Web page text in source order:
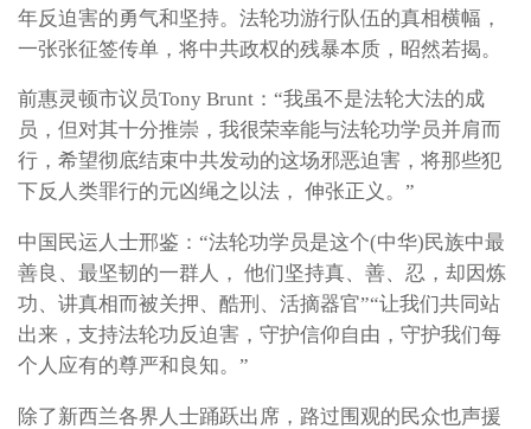
年反迫害的勇气和坚持。法轮功游行队伍的真相横幅，
一张张征签传单，将中共政权的残暴本质，昭然若揭。
前惠灵顿市议员Tony Brunt：“我虽不是法轮大法的成
员，但对其十分推崇，我很荣幸能与法轮功学员并肩而
行，希望彻底结束中共发动的这场邪恶迫害，将那些犯
下反人类罪行的元凶绳之以法， 伸张正义。”
中国民运人士邢鉴：“法轮功学员是这个(中华)民族中最
善良、最坚韧的一群人， 他们坚持真、善、忍，却因炼
功、讲真相而被关押、酷刑、活摘器官”“让我们共同站
出来，支持法轮功反迫害，守护信仰自由，守护我们每
个人应有的尊严和良知。”
除了新西兰各界人士踊跃出席，路过围观的民众也声援